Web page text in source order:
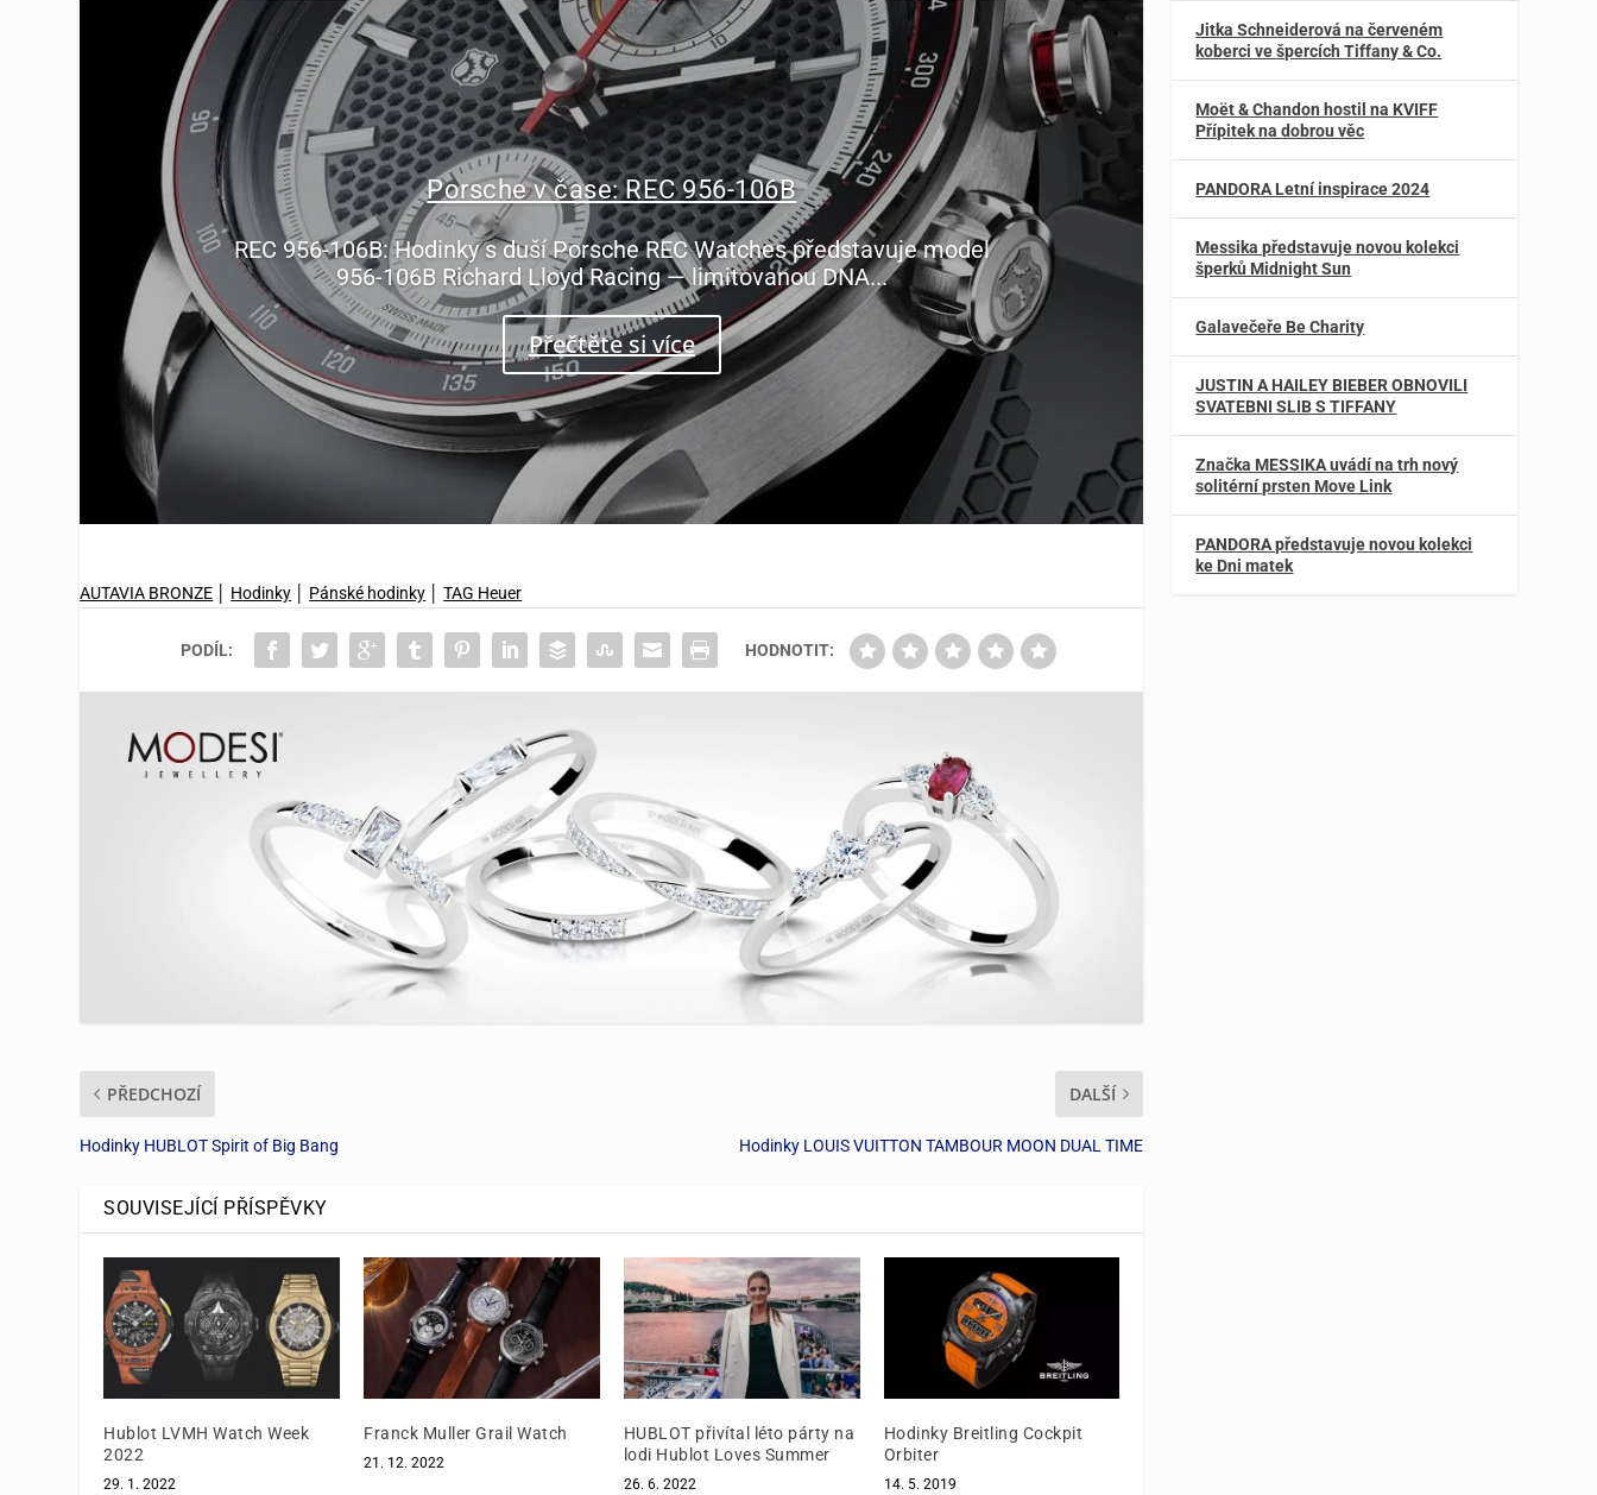
Porsche v čase: REC 956-106B
REC 956-106B: Hodinky s duší Porsche REC Watches představuje model
956-106B Richard Lloyd Racing — limitovanou DNA...
Přečtěte si více
AUTAVIA BRONZE Hodinky Pánské hodinky │TAG Heuer
PODÍL: HODNOTIT:
PŘEDCHOZÍ
Hodinky HUBLOT Spirit of Big Bang
DALŠÍ
Hodinky LOUIS VUITTON TAMBOUR MOON DUAL TIME
SOUVISEJÍCÍ PŘÍSPĚVKY
Hublot LVMH Watch Week
2022
29. 1. 2022
Franck Muller Grail Watch
21. 12. 2022
HUBLOT přivítal léto párty na
lodi Hublot Loves Summer
26. 6. 2022
Hodinky Breitling Cockpit
Orbiter
14. 5. 2019
Jitka Schneiderová na červeném
koberci ve špercích Tiffany & Co.
Moët & Chandon hostil na KVIFF
Přípitek na dobrou věc
PANDORA Letní inspirace 2024
Messika představuje novou kolekci
šperků Midnight Sun
Galavečeře Be Charity
JUSTIN A HAILEY BIEBER OBNOVILI
SVATEBNI SLIB S TIFFANY
Značka MESSIKA uvádí na trh nový
solitérní prsten Move Link
PANDORA představuje novou kolekci
ke Dni matek